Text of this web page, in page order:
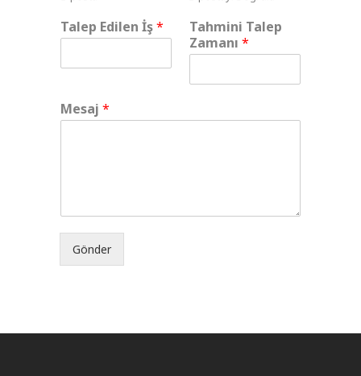
Talep Edilen İş*
Tahmini Talep
Zamanı *
Mesaj *
Gönder